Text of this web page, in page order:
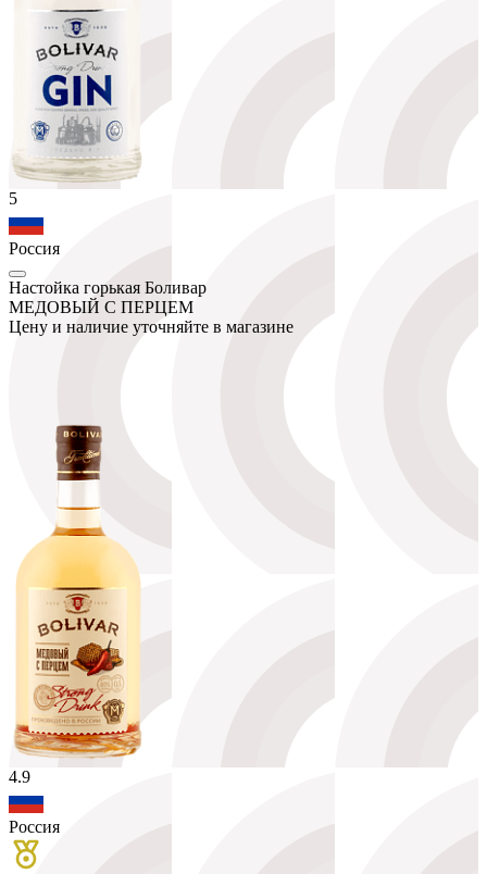
5
Россия
Настойка горькая Боливар
МЕДОВЫЙ С ПЕРЦЕМ
Цену и наличие уточняйте в магазине
4.9
Россия